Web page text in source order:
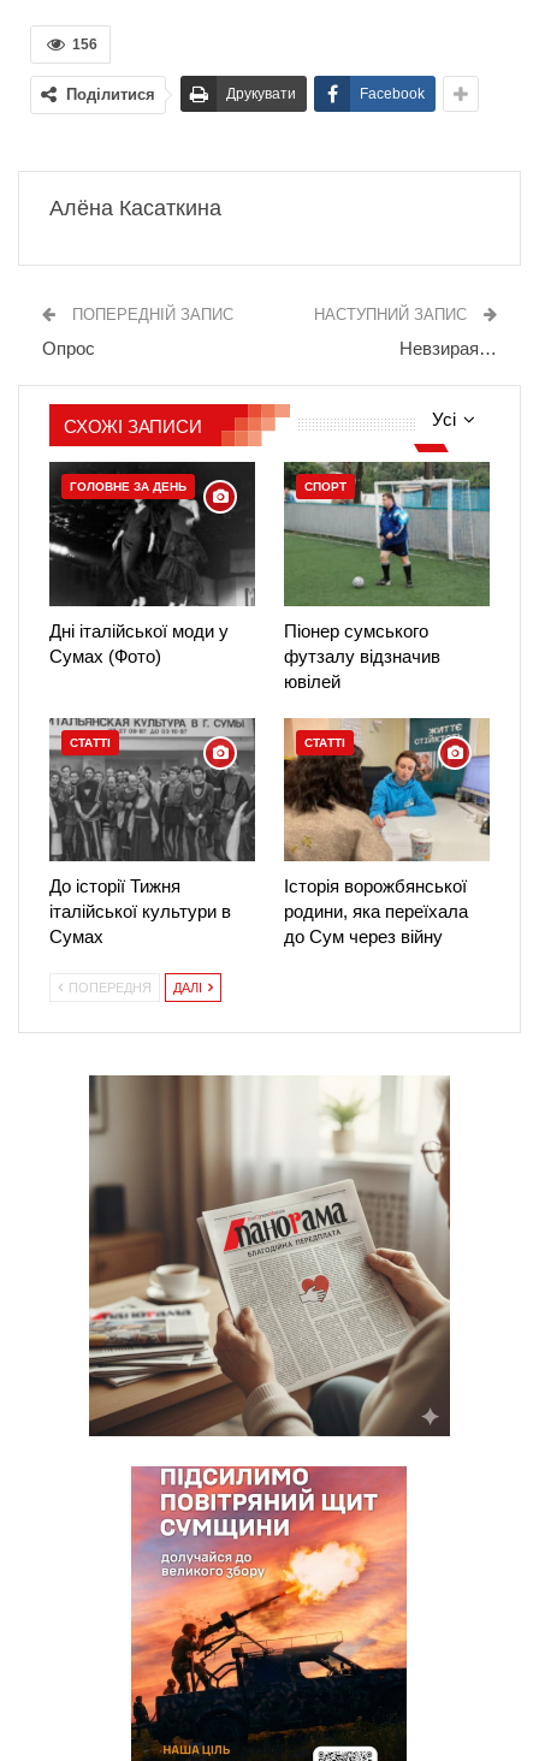
156
Поділитися Друкувати Facebook
Алёна Касаткина
ПОПЕРЕДНІЙ ЗАПИС
Опрос
НАСТУПНИЙ ЗАПИС
Невзирая…
Усі
СХОЖІ ЗАПИСИ
ГОЛОВНЕ ЗА ДЕНЬ
Дні італійської моди у
Сумах (Фото)
СПОРТ
Піонер сумського
футзалу відзначив
ювілей
СТАТТІ
До історії Тижня
італійської культури в
Сумах
СТАТТІ
Історія ворожбянської
родини, яка переїхала
до Сум через війну
ПОПЕРЕДНЯ ДАЛІ